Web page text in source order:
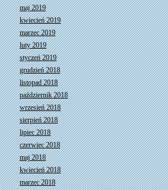
maj 2019
kwiecień 2019
marzec 2019
luty 2019
styczeń 2019
grudzień 2018
listopad 2018
październik 2018
wrzesień 2018
sierpień 2018
lipiec 2018
czerwiec 2018
maj 2018
kwiecień 2018
marzec 2018